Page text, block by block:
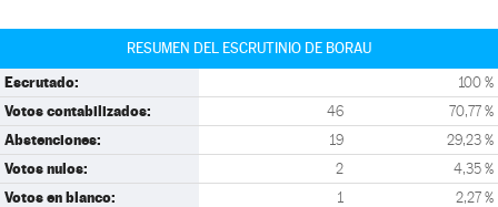
RESUMEN DEL ESCRUTINIO DE BORAU
Escrutado: 100 %
Votos contabilizados: 46 70,77 %
Abstenciones: 19 29,23 %
Votos nulos: 2 4,35 %
Votos en blanco: 1 2,27 %